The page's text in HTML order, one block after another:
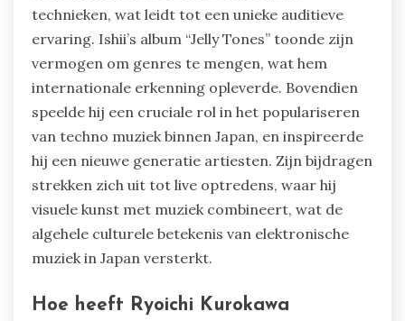
technieken, wat leidt tot een unieke auditieve
ervaring. Ishii’s album “Jelly Tones” toonde zijn
vermogen om genres te mengen, wat hem
internationale erkenning opleverde. Bovendien
speelde hij een cruciale rol in het populariseren
van techno muziek binnen Japan, en inspireerde
hij een nieuwe generatie artiesten. Zijn bijdragen
strekken zich uit tot live optredens, waar hij
visuele kunst met muziek combineert, wat de
algehele culturele betekenis van elektronische
muziek in Japan versterkt.
Hoe heeft Ryoichi Kurokawa